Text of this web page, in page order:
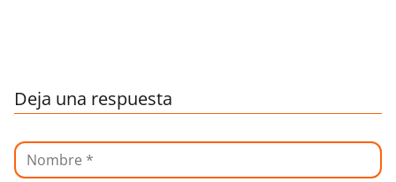
Deja una respuesta